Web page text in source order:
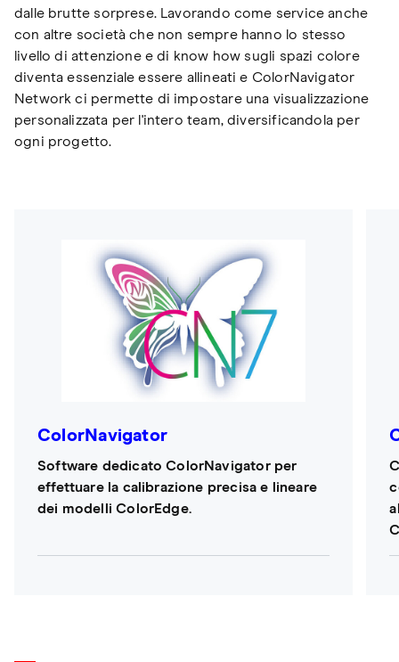
dalle brutte sorprese. Lavorando come service anche
con altre società che non sempre hanno lo stesso
livello di attenzione e di know how sugli spazi colore
diventa essenziale essere allineati e ColorNavigator
Network ci permette di impostare una visualizzazione
personalizzata per l'intero team, diversificandola per
ogni progetto.
ColorNavigator
Software dedicato ColorNavigator per
effettuare la calibrazione precisa e lineare
dei modelli ColorEdge.